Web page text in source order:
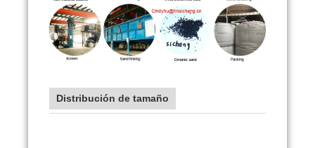
Distribución de tamaño